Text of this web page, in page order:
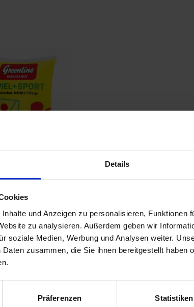
Details
und Anzeigen zu personalisieren, Funktionen
zu analysieren. Außerdem geben wir
soziale Medien, Werbung und Analysen weiter.
zusammen, die Sie ihnen bereitgestellt haben
Präferenzen Statistiken
und
03-cfg